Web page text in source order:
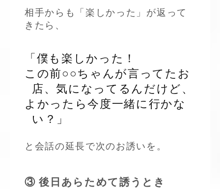
相手からも「楽しかった」が返って
きたら、
「僕も楽しかった！
この前○○ちゃんが言ってたお
店、気になってるんだけど、
よかったら今度一緒に行かな
い？」
と会話の延長で次のお誘いを。
③ 後日あらためて誘うとき